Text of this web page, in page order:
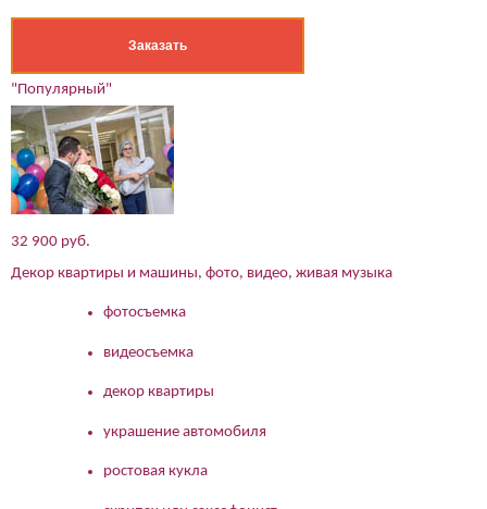
Заказать
"Популярный"
32 900 руб.
Декор квартиры и машины, фото, видео, живая музыка
фотосъемка
видеосъемка
декор квартиры
украшение автомобиля
ростовая кукла